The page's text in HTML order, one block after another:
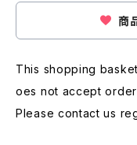
商
This shopping
oes not accept
Please contact us